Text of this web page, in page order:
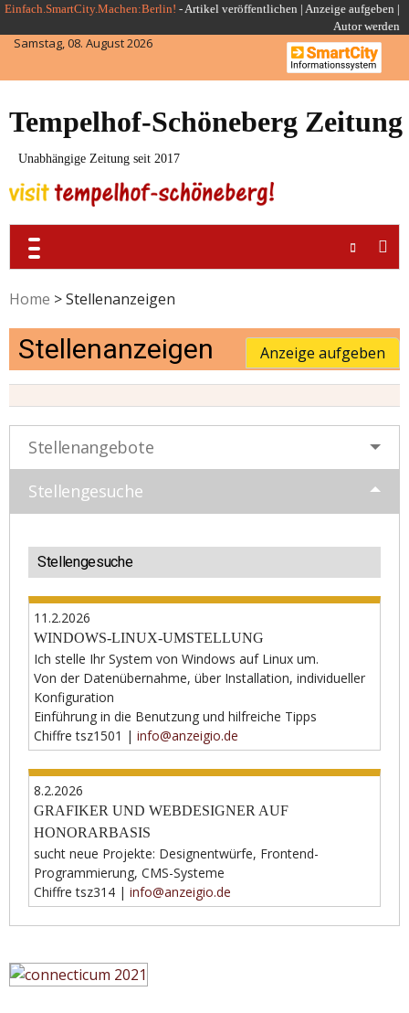
Skip
to
content
Einfach.SmartCity.Machen:Berlin! -Artikel veröffentlichen | Anzeige aufgeben |
Autor werden
Samstag, 08. August 2026
Tempelhof-Schöneberg Zeitung
Unabhängige Zeitung seit 2017
Home >Stellenanzeigen
Stellenanzeigen Anzeige aufgeben
Stellenangebote
Stellengesuche
Stellengesuche
11.2.2026
WINDOWS-LINUX-UMSTELLUNG
Ich stelle Ihr System von Windows auf Linux um.
Von der Datenübernahme, über Installation, individueller
Konfiguration
Einführung in die Benutzung und hilfreiche Tipps
Chiffre tsz1501 | info@anzeigio.de
8.2.2026
GRAFIKER UND WEBDESIGNER AUF
HONORARBASIS
sucht neue Projekte: Designentwürfe, Frontend-
Programmierung, CMS-Systeme
Chiffre tsz314 | info@anzeigio.de